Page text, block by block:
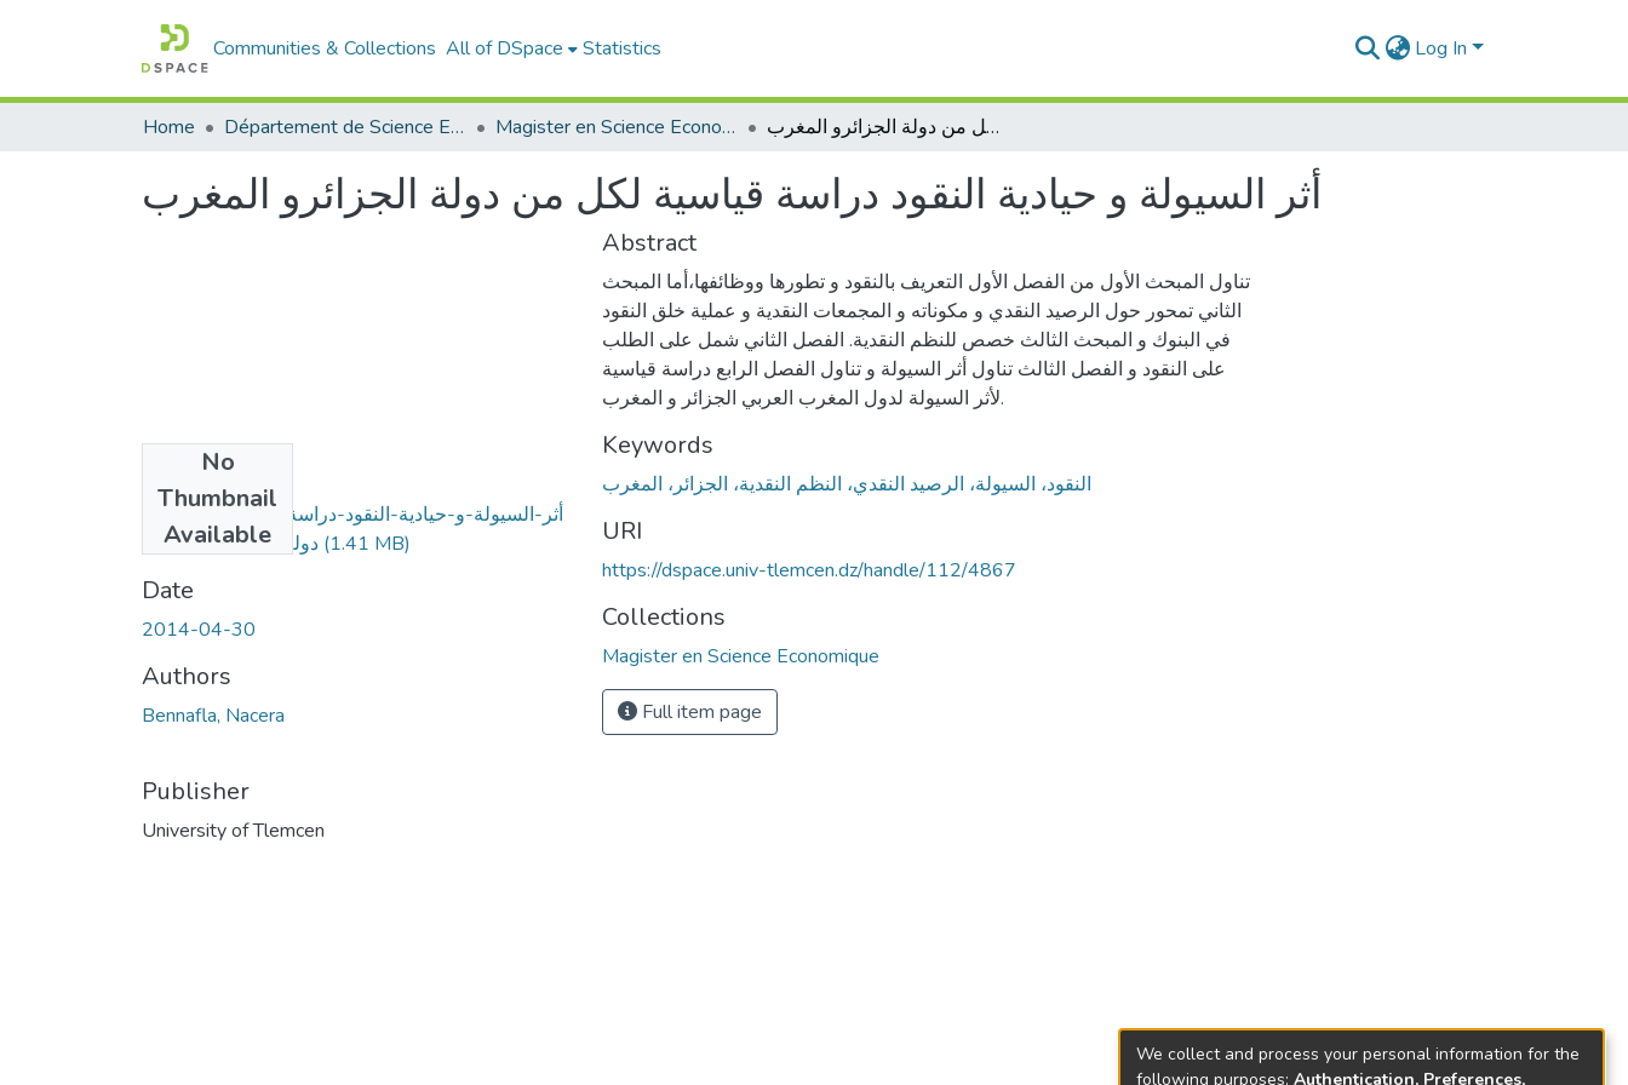
Communities & Collections All of DSpace Statistics Log In
Home Département de Science Economique Magister en Science Economique أثر السيولة و حيادية النقود دراسة قياسية لكل من دولة الجزائرو المغرب
أثر السيولة و حيادية النقود دراسة قياسية لكل من دولة الجزائرو المغرب
No
Thumbnail
Available
أثر-السيولة-و-حيادية-النقود-دراسة-قياسية-لكل-من-
دولة-الجزائرو-المغرب
(1.41 MB)
Date
2014-04-30
Authors
Bennafla, Nacera
Publisher
University of Tlemcen
Abstract
تناول المبحث الأول من الفصل الأول التعريف بالنقود و تطورها ووظائفها،أما المبحث
الثاني تمحور حول الرصيد النقدي و مكوناته و المجمعات النقدية و عملية خلق النقود
في البنوك و المبحث الثالث خصص للنظم النقدية. الفصل الثاني شمل على الطلب
على النقود و الفصل الثالث تناول أثر السيولة و تناول الفصل الرابع دراسة قياسية
لأثر السيولة لدول المغرب العربي الجزائر و المغرب.
Keywords
النقود، السيولة، الرصيد النقدي، النظم النقدية، الجزائر، المغرب
URI
https://dspace.univ-tlemcen.dz/handle/112/4867
Collections
Magister en Science Economique
Full item page
We collect and process your personal information for the
following purposes: Authentication, Preferences,